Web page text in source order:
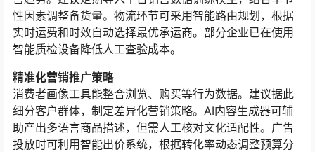
性因素调整备货量。物流环节可采用智能路由规划，根据
实时运费和时效自动选择最优承运商。部分企业已在使用
智能质检设备降低人工查验成本。
精准化营销推广策略
消费者画像工具能整合浏览、购买等行为数据。建议据此
细分客户群体，制定差异化营销策略。AI内容生成器可辅
助产出多语言商品描述，但需人工核对文化适配性。广告
投放时可利用智能出价系统，根据转化率动态调整预算分